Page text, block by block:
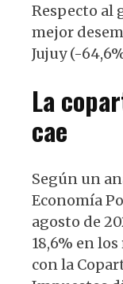
Respecto al
mejor
Jujuy (-
La
cae
Según un
Economía
agosto de
18,6% en
con la